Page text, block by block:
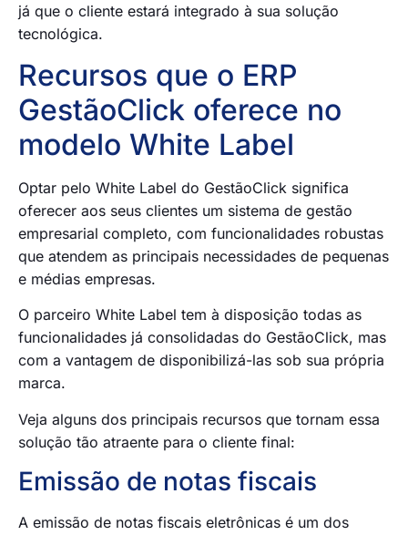
já que o cliente estará integrado à sua solução
tecnológica.
Recursos que o ERP
GestãoClick oferece no
modelo White Label
Optar pelo White Label do GestãoClick significa
oferecer aos seus clientes um sistema de gestão
empresarial completo, com funcionalidades robustas
que atendem as principais necessidades de pequenas
e médias empresas.
O parceiro White Label tem à disposição todas as
funcionalidades já consolidadas do GestãoClick, mas
com a vantagem de disponibilizá-las sob sua própria
marca.
Veja alguns dos principais recursos que tornam essa
solução tão atraente para o cliente final:
Emissão de notas fiscais
A emissão de notas fiscais eletrônicas é um dos